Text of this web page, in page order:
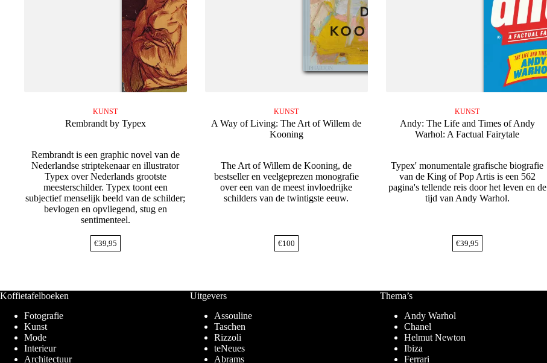
KUNST
Rembrandt by Typex
Rembrandt is een graphic novel van de
Nederlandse striptekenaar en illustrator
Typex over Nederlands grootste
meesterschilder. Typex toont een
subjectief menselijk beeld van de schilder;
bevlogen en opvliegend, stug en
sentimenteel.
€39,95
KUNST
A Way of Living: The Art of Willem de
Kooning
The Art of Willem de Kooning, de
bestseller en veelgeprezen monografie
over een van de meest invloedrijke
schilders van de twintigste eeuw.
€100
KUNST
Andy: The Life and Times of Andy
Warhol: A Factual Fairytale
Typex' monumentale grafische biografie
van de King of Pop Artis is een 562
pagina's tellende reis door het leven en de
tijd van Andy Warhol.
€39,95
Koffietafelboeken
Fotografie
Kunst
Mode
Interieur
Architectuur
Uitgevers
Assouline
Taschen
Rizzoli
teNeues
Abrams
Thema’s
Andy Warhol
Chanel
Helmut Newton
Ibiza
Ferrari